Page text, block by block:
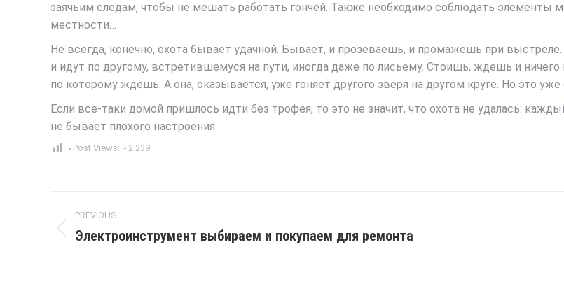
заячьим следам, чтобы не мешать работать гончей. Также необходимо соблюдать элементы
местности…
Не всегда, конечно, охота бывает удачной. Бывает, и прозеваешь, и промажешь при
и идут по другому, встретившемуся на пути, иногда даже по лисьему. Стоишь, ждешь и
по которому ждешь. А она, оказывается, уже гоняет другого зверя на другом круге. Но это
Если все-таки домой пришлось идти без трофея, то это не значит, что охота не удалась:
не бывает плохого настроения.
Post Views: 2 239
Post
navigation
PREVIOUS
Previous
Электроинструмент выбираем и покупаем для ремонта